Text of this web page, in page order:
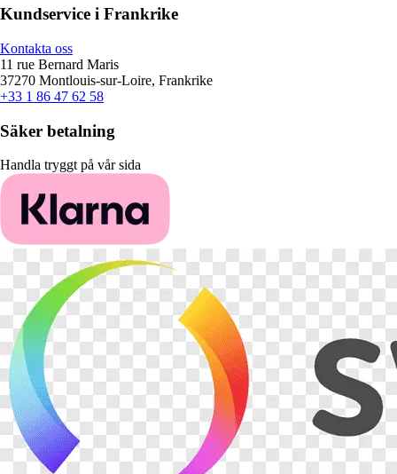
Kundservice i Frankrike
Kontakta oss
11 rue Bernard Maris
37270 Montlouis-sur-Loire, Frankrike
+33 1 86 47 62 58
Säker betalning
Handla tryggt på vår sida